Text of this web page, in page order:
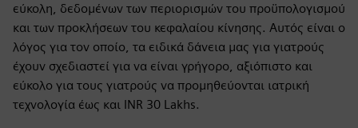
εύκολη, δεδομένων των περιορισμών του προϋπολογισμού
και των προκλήσεων του κεφαλαίου κίνησης. Αυτός είναι ο
λόγος για τον οποίο, τα ειδικά δάνεια μας για γιατρούς
έχουν σχεδιαστεί για να είναι γρήγορο, αξιόπιστο και
εύκολο για τους γιατρούς να προμηθεύονται ιατρική
τεχνολογία έως και INR 30 Lakhs.